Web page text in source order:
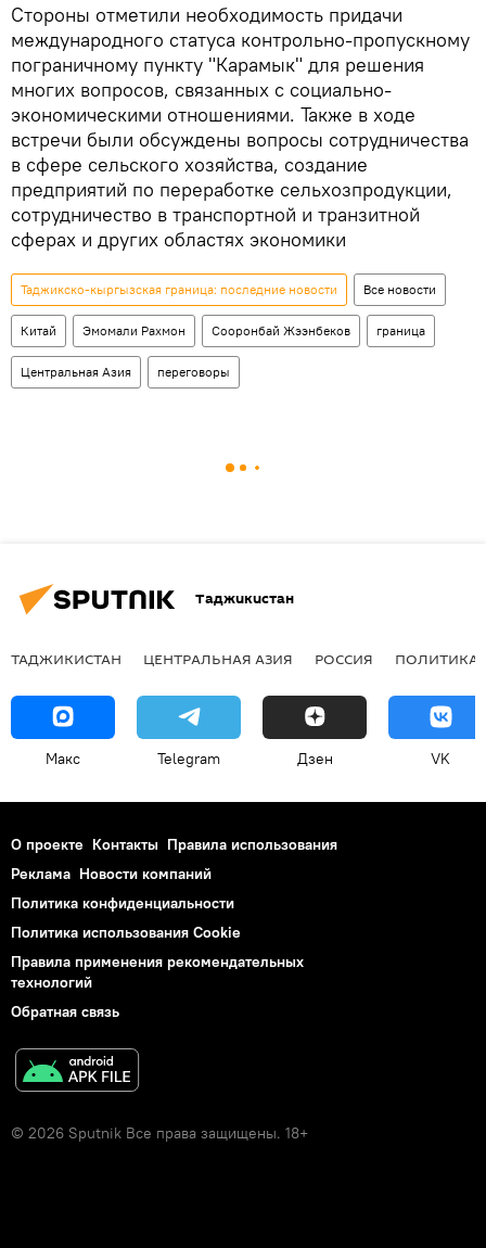
Стороны отметили необходимость придачи
международного статуса контрольно-пропускному
пограничному пункту "Карамык" для решения
многих вопросов, связанных с социально-
экономическими отношениями. Также в ходе
встречи были обсуждены вопросы сотрудничества
в сфере сельского хозяйства, создание
предприятий по переработке сельхозпродукции,
сотрудничество в транспортной и транзитной
сферах и других областях экономики
Таджикско-кыргызская граница: последние новости Все новости
Китай Эмомали Рахмон Сооронбай Жээнбеков граница
Центральная Азия переговоры
Таджикистан
ТАДЖИКИСТАН ЦЕНТРАЛЬНАЯ АЗИЯ РОССИЯ ПОЛИТИКА
Макс Telegram Дзен VK
О проекте Контакты Правила использования
Реклама Новости компаний
Политика конфиденциальности
Политика использования Cookie
Правила применения рекомендательных
технологий
Обратная связь
© 2026 Sputnik Все права защищены. 18+